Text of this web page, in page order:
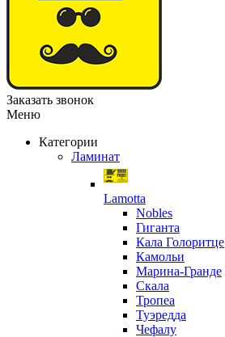
Заказать звонок
Меню
Категории
Ламинат
Lamotta
Nobles
Гиганта
Кала Голоритце
Камольи
Марина-Гранде
Скала
Тропеа
Туэредда
Чефалу